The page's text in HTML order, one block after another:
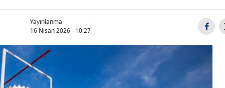
Yayınlanma
16 Nisan 2026 - 10:27